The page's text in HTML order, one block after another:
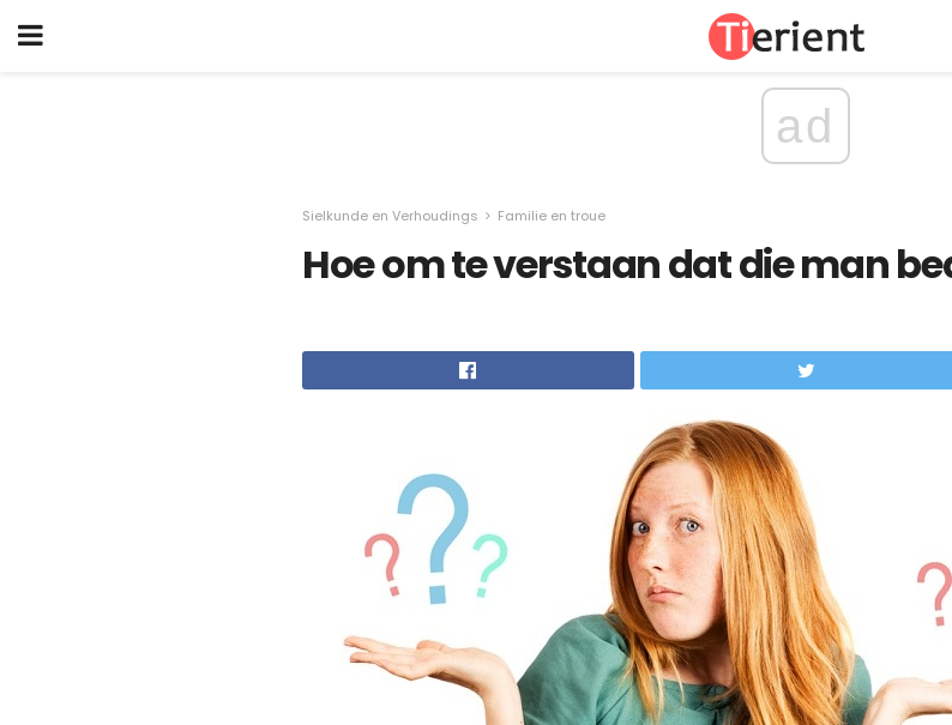
ad
Sielkunde en Verhoudings Familie en troue
Hoe om te verstaan ​​dat die man